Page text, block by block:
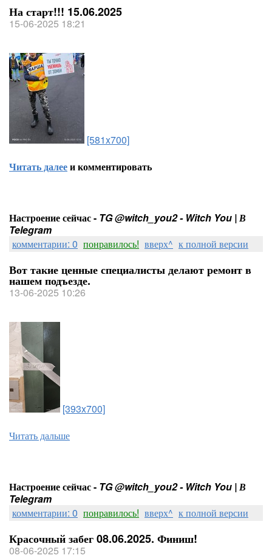
На старт!!! 15.06.2025
15-06-2025 18:21
[581x700]
Читать далееи комментировать
Настроение сейчас - TG @witch_you2 - Witch You | В
Telegram
комментарии: 0 понравилось! вверх^ к полной версии
Вот такие ценные специалисты делают ремонт в
нашем подъезде.
13-06-2025 10:26
[393x700]
Читать дальше
Настроение сейчас - TG @witch_you2 - Witch You | В
Telegram
комментарии: 0 понравилось! вверх^ к полной версии
Красочный забег 08.06.2025. Финиш!
08-06-2025 17:15